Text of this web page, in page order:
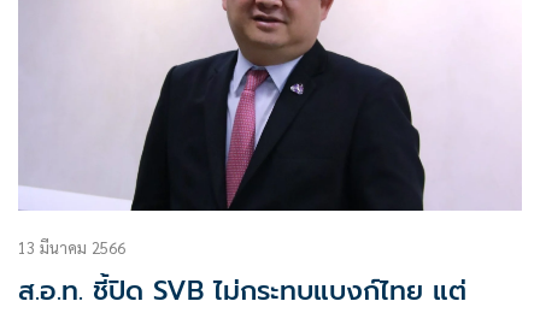
13 มีนาคม 2566
ส.อ.ท. ชี้ปิด SVB ไม่กระทบแบงก์ไทย แต่